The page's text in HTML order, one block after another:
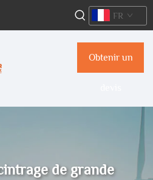
Obtenir un
FR
de grande